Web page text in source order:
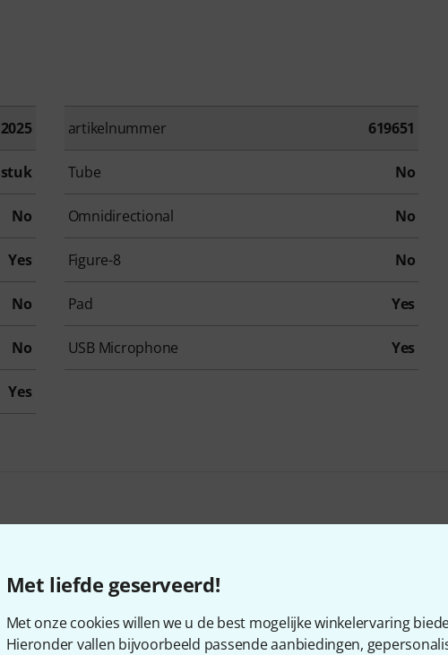
Met liefde geserveerd!
Met onze cookies willen we u de best mogelijke winkelervaring
Hieronder vallen bijvoorbeeld passende aanbiedingen,
artikelnummer 619651
Tube No
No Omnidirectional No
Yes Figure-8 No
No Pad Yes
No USB Microphone Yes
Yes
€ 1.029